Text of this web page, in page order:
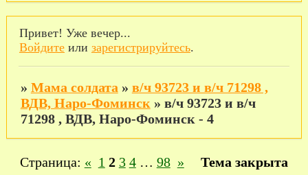
Привет! Уже вечер...
Войдитеили зарегистрируйтесь.
» Мама солдата » в/ч 93723 и в/ч 71298 ,
ВДВ, Наро-Фоминск » в/ч 93723 и в/ч
71298 , ВДВ, Наро-Фоминск - 4
Страница: « 1 2 3 4 … 98 » Тема закрыта